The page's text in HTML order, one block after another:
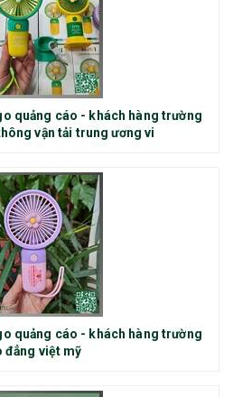
quảng cáo - khách hàng trường
vận tải trung ương vi
quảng cáo - khách hàng trường
đẳng việt mỹ